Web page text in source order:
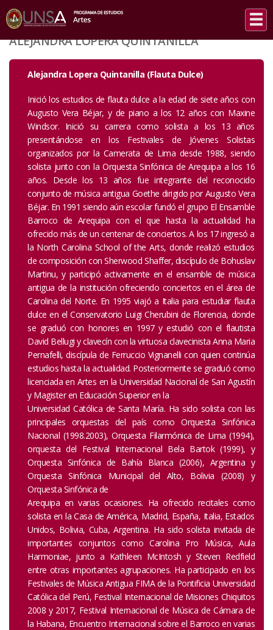
INICIO ALEJANDRA LOPERA QUINTANILLA
ALEJANDRA LOPERA QUINTANILLA
Alejandra Lopera Quintanilla (Flauta Dulce)
Inició los estudios de flauta dulce a la edad de siete años con
Augusto Vera Béjar, y de piano a los 12 años con Maxine
Windsor. Inició su carrera como solista a los 13 años
presentándose en los Festivales de Jóvenes Solistas
organizados por la Camerata de Lima desde 1988, siendo
solista junto con la Orquesta Sinfónica de Arequipa a los 16
años. Desde los 13 años fue integrante del reconocido
conjunto de música antigua Goethe dirigido por Augusto Vera
Béjar. En 1991 siendo aún escolar fundó el grupo El Ensamble
Barroco de Arequipa con el que hasta la actualidad ha
ofrecido más de un centenar de conciertos. A los 17 ingresó a
la North Carolina School of the Arts, donde realizó estudios
de composición con Sherwood Shaffer, discípulo de Bohuslav
Martinu, y participó activamente en el ensamble de música
antigua de la institución ofreciendo conciertos en el área de
Carolina del Norte. En 1995 viajó a Italia para estudiar flauta
dulce en el Conservatorio Luigi Cherubini de Florencia, donde
se graduó con honores en 1997 y estudió con el flautista
David Bellugi y clavecín con la virtuosa clavecinista Anna Maria
Pernafelli, discípula de Ferruccio Vignanelli con quien continúa
estudios hasta la actualidad. Posteriormente se graduó como
licenciada en Artes en la Universidad Nacional de San Agustín
y Magister en Educación Superior en la
Universidad Católica de Santa María. Ha sido solista con las
principales orquestas del país como Orquesta Sinfónica
Nacional (1998.2003), Orquesta Filarmónica de Lima (1994),
orquesta del Festival Internacional Bela Bartok (1999), y
Orquesta Sinfónica de Bahía Blanca (2006), Argentina y
Orquesta Sinfónica Municipal del Alto, Bolivia (2008) y
Orquesta Sinfónica de
Arequipa en varias ocasiones. Ha ofrecido recitales como
solista en la Casa de América, Madrid, España, Italia, Estados
Unidos, Bolivia, Cuba, Argentina. Ha sido solista invitada de
importantes conjuntos como Carolina Pro Música, Aula
Harmoniae, junto a Kathleen McIntosh y Steven Redfield
entre otras importantes agrupaciones. Ha participado en los
Festivales de Música Antigua FIMA de la Pontificia Universidad
Católica del Perú, Festival Internacional de Misiones Chiquitos
2008 y 2017, Festival Internacional de Música de Cámara de
la Habana, Encuentro Internacional sobre el Barroco en varias